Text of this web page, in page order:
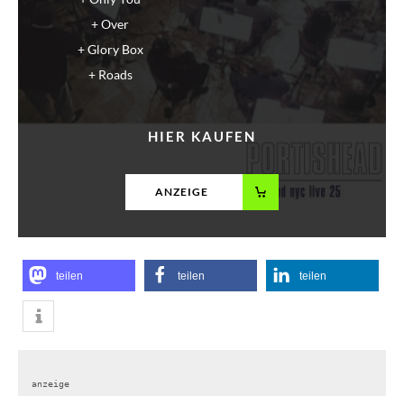
Over
Glory Box
Roads
HIER KAUFEN
ANZEIGE
teilen teilen teilen
anzeige